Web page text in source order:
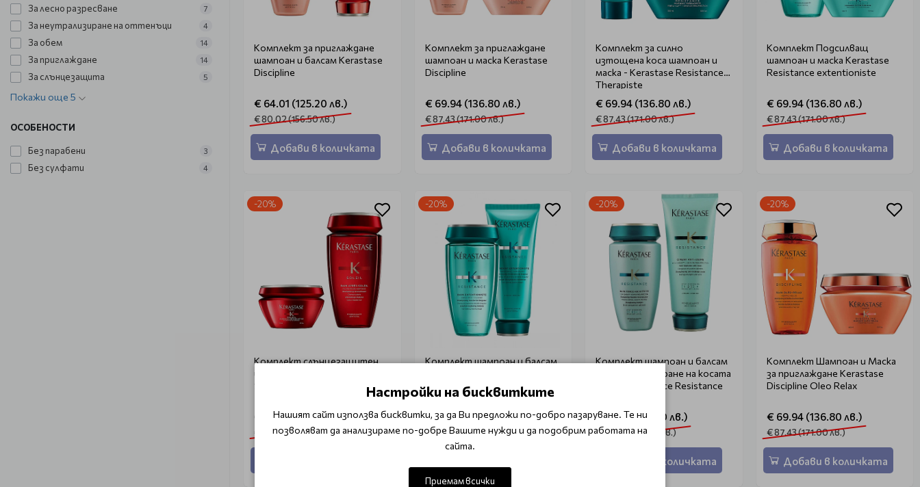
За лесно разресване 7
За неутрализиране на оттенъци 4
За обем 14
За приглаждане 14
За слънцезащита 5
Покажи още 5
ОСОБЕНОСТИ
Без парабени 3
Без сулфати 4
Комплект за приглаждане
шампоан и балсам Kerastase
Discipline
€ 64.01 (125.20 лв.)
€ 80.02 (156.50 лв.)
Добави в количката
Комплект за приглаждане
шампоан и маска Kerastase
Discipline
€ 69.94 (136.80 лв.)
€ 87.43 (171.00 лв.)
Добави в количката
Комплект за силно
изтощена коса шампоан и
маска - Kerastase Resistance
Therapiste
€ 69.94 (136.80 лв.)
€ 87.43 (171.00 лв.)
Добави в количката
Комплект Подсилващ
шампоан и маска Kerastase
Resistance extentioniste
€ 69.94 (136.80 лв.)
€ 87.43 (171.00 лв.)
Добави в количката
-20%
Комплект слънцезащитен
шампоан и маска Kerastase
€ 62.57 (122.38 лв.)
€ 78.23 (153.00 лв.)
-20%
Комплект шампоан и балсам
Kerastase Resistance
extentioniste
€ 64.01 (125.20 лв.)
€ 80.02 (156.50 лв.)
-20%
Комплект шампоан и балсам
за реконструиране на косата
- Kerastase Force Resistance
€ 57.67 (112.80 лв.)
€ 72.09 (141.00 лв.)
Добави в количката
-20%
Комплект Шампоан и Маска
за приглаждане Kerastase
Discipline Oleo Relax
€ 69.94 (136.80 лв.)
€ 87.43 (171.00 лв.)
Добави в количката
Настройки на бисквитките
Нашият сайт използва бисквитки, за да Ви предложи по-добро пазаруване. Те ни
позволяват да анализираме по-добре Вашите нужди и да подобрим работата на
сайта.
Приемам всички